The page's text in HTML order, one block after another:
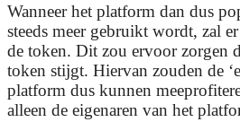
Wanneer het platform dan dus
steeds meer gebruikt wordt, zal
de token. Dit zou ervoor zorgen
token stijgt. Hiervan zouden de
platform dus kunnen
alleen de eigenaren van het